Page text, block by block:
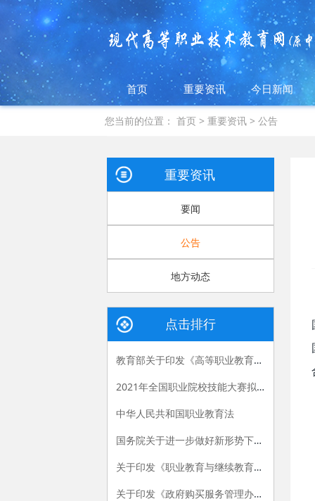
首页 重要资讯 今日新闻
您当前的位置：首页 >重要资讯 >公告
重要资讯
要闻
公告
地方动态
点击排行
教育部关于印发《高等职业教育创新发展行动计划（2015-2018年）》的通知
2021年全国职业院校技能大赛拟设赛项赛题 （高职组）
中华人民共和国职业教育法
国务院关于进一步做好新形势下就业创业工作的意见
关于印发《职业教育与继续教育2015年工作要点》的函
关于印发《政府购买服务管理办法（暂行）》的通知